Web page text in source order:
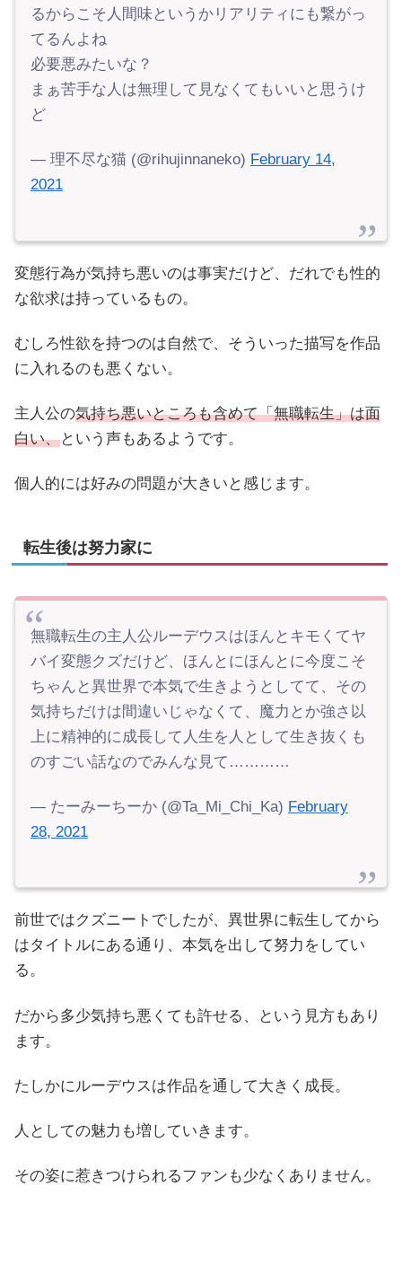
るからこそ人間味というかリアリティにも繋がっ
てるんよね
必要悪みたいな？
まぁ苦手な人は無理して見なくてもいいと思うけ
ど
— 理不尽な猫 (@rihujinnaneko) February 14,
2021
変態行為が気持ち悪いのは事実だけど、だれでも性的
な欲求は持っているもの。
むしろ性欲を持つのは自然で、そういった描写を作品
に入れるのも悪くない。
主人公の気持ち悪いところも含めて「無職転生」は面
白い、という声もあるようです。
個人的には好みの問題が大きいと感じます。
転生後は努力家に
無職転生の主人公ルーデウスはほんとキモくてヤ
バイ変態クズだけど、ほんとにほんとに今度こそ
ちゃんと異世界で本気で生きようとしてて、その
気持ちだけは間違いじゃなくて、魔力とか強さ以
上に精神的に成長して人生を人として生き抜くも
のすごい話なのでみんな見て…………
— たーみーちーか (@Ta_Mi_Chi_Ka) February
28, 2021
前世ではクズニートでしたが、異世界に転生してから
はタイトルにある通り、本気を出して努力をしてい
る。
だから多少気持ち悪くても許せる、という見方もあり
ます。
たしかにルーデウスは作品を通して大きく成長。
人としての魅力も増していきます。
その姿に惹きつけられるファンも少なくありません。